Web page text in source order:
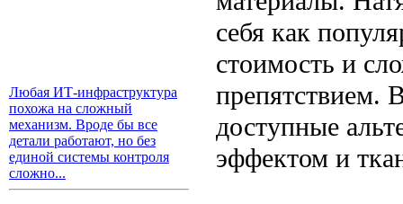
Любая ИТ-инфраструктура
похожа на сложный
механизм. Вроде бы все
детали работают, но без
единой системы контроля
сложно...
себя как
стоимость и
препятствием.
доступные
эффектом и